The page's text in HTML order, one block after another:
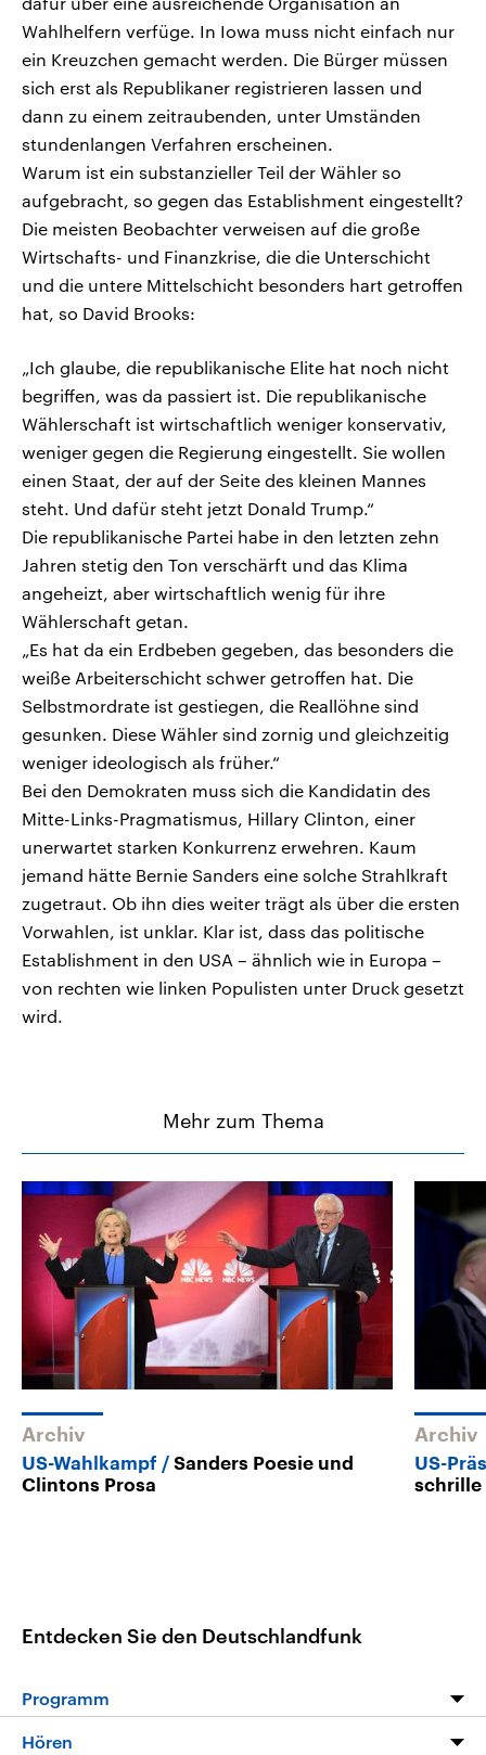
Wahlhelfern verfüge. In Iowa muss nicht einfach nur
ein Kreuzchen gemacht werden. Die Bürger müssen
sich erst als Republikaner registrieren lassen und
dann zu einem zeitraubenden, unter Umständen
stundenlangen Verfahren erscheinen.
Warum ist ein substanzieller Teil der Wähler so
aufgebracht, so gegen das Establishment eingestellt?
Die meisten Beobachter verweisen auf die große
Wirtschafts- und Finanzkrise, die die Unterschicht
und die untere Mittelschicht besonders hart getroffen
hat, so David Brooks:
„Ich glaube, die republikanische Elite hat noch nicht
begriffen, was da passiert ist. Die republikanische
Wählerschaft ist wirtschaftlich weniger konservativ,
weniger gegen die Regierung eingestellt. Sie wollen
einen Staat, der auf der Seite des kleinen Mannes
steht. Und dafür steht jetzt Donald Trump.“
Die republikanische Partei habe in den letzten zehn
Jahren stetig den Ton verschärft und das Klima
angeheizt, aber wirtschaftlich wenig für ihre
Wählerschaft getan.
„Es hat da ein Erdbeben gegeben, das besonders die
weiße Arbeiterschicht schwer getroffen hat. Die
Selbstmordrate ist gestiegen, die Reallöhne sind
gesunken. Diese Wähler sind zornig und gleichzeitig
weniger ideologisch als früher.“
Bei den Demokraten muss sich die Kandidatin des
Mitte-Links-Pragmatismus, Hillary Clinton, einer
unerwartet starken Konkurrenz erwehren. Kaum
jemand hätte Bernie Sanders eine solche Strahlkraft
zugetraut. Ob ihn dies weiter trägt als über die ersten
Vorwahlen, ist unklar. Klar ist, dass das politische
Establishment in den USA – ähnlich wie in Europa –
von rechten wie linken Populisten unter Druck gesetzt
wird.
Mehr zum Thema
Archiv
US-Wahlkampf
Sanders Poesie und
Clintons Prosa
Archiv
US-
schrille
Entdecken Sie den Deutschlandfunk
Programm
Programm
Hören